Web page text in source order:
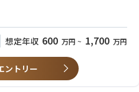
いスキルを身につけることが可能で
安全性を大前提としつつ、ロジカル
を進める文化があります。
境で、新しい技術やチャレンジに取り
ットファイナンス、メザニンファイ
アドバイザリーなどの金融ノウハ
融市場において先進的なファイナンス
ます。
門、調査研究部門などで、高度な金融
業界での経験や知識を問いません。
会課題の解決に向けて先鞭をつける
想定年収 600 万円 ~ 1,700 万円
ントリー